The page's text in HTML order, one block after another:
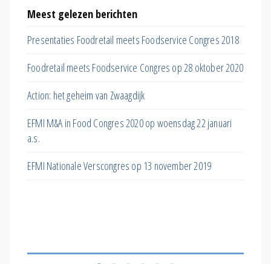
Meest gelezen berichten
Presentaties Foodretail meets Foodservice Congres 2018
Foodretail meets Foodservice Congres op 28 oktober 2020
Action: het geheim van Zwaagdijk
EFMI M&A in Food Congres 2020 op woensdag 22 januari
a.s.
EFMI Nationale Verscongres op 13 november 2019